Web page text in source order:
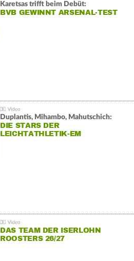
Karetsas trifft beim Debüt:
BVB GEWINNT ARSENAL-TEST
Duplantis, Mihambo, Mahutschich:
DIE STARS DER
LEICHTATHLETIK-EM
DAS TEAM DER ISERLOHN
ROOSTERS 26/27